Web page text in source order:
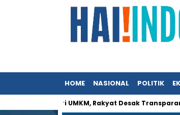
HOME NASIONAL POLITIK
Istri Menteri UMKM, Rakyat Desak Transparansi